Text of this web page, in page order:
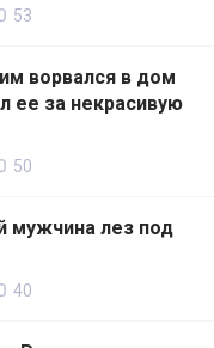
53
ворвался в дом
ее за некрасивую
50
мужчина лез под
40